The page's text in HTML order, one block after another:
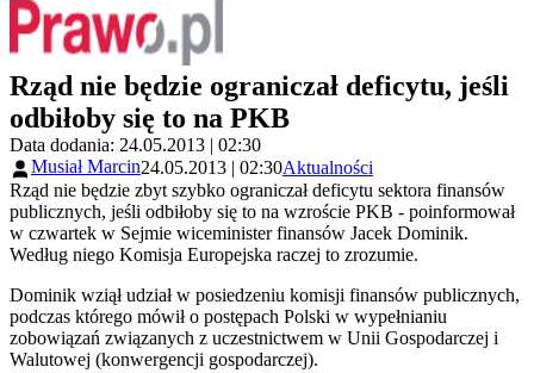
Rząd nie będzie ograniczał deficytu, jeśli
odbiłoby się to na PKB
Data dodania: 24.05.2013 | 02:30
Musiał Marcin24.05.2013 | 02:30Aktualności
Rząd nie będzie zbyt szybko ograniczał deficytu sektora finansów
publicznych, jeśli odbiłoby się to na wzroście PKB - poinformował
w czwartek w Sejmie wiceminister finansów Jacek Dominik.
Według niego Komisja Europejska raczej to zrozumie.
Dominik wziął udział w posiedzeniu komisji finansów publicznych,
podczas którego mówił o postępach Polski w wypełnianiu
zobowiązań związanych z uczestnictwem w Unii Gospodarczej i
Walutowej (konwergencji gospodarczej).